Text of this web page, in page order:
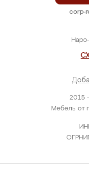
2015
Мебель от
corp-